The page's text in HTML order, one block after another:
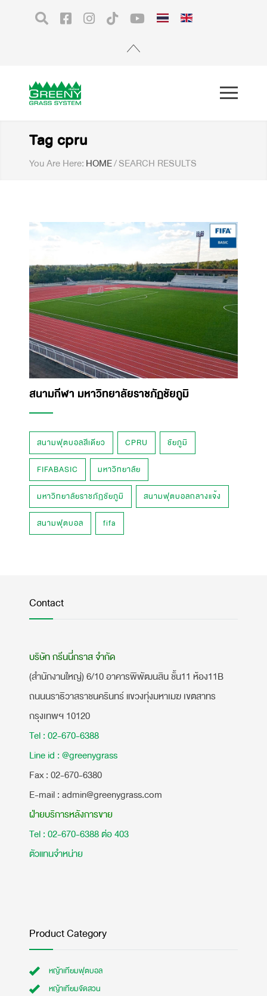
Tag cpru
You Are Here: HOME/SEARCH RESULTS
สนามกีฬา มหาวิทยาลัยราชภัฏชัยภูมิ
สนามฟุตบอลสีเดียว CPRU ชัยภูมิ
FIFABASIC มหาวิทยาลัย
มหาวิทยาลัยราชภัฏชัยภูมิ สนามฟุตบอลกลางแจ้ง
สนามฟุตบอล fifa
Contact
บริษัท กรีนนี่กราส จำกัด
(สำนักงานใหญ่) 6/10 อาคารพิพัฒนสิน ชั้น11 ห้อง11B
ถนนนราธิวาสราชนครินทร์ แขวงทุ่งมหาเมฆ เขตสาทร
กรุงเทพฯ 10120
Tel : 02-670-6388
Line id : @greenygrass
​Fax : 02-670-6380
E-mail : admin@greenygrass.com
ฝ่ายบริการหลังการขาย
Tel : 02-670-6388 ต่อ 403
ตัวแทนจำหน่าย
Product Category
หญ้าเทียมฟุตบอล
หญ้าเทียมจัดสวน